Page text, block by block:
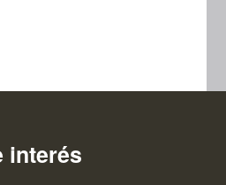
interés